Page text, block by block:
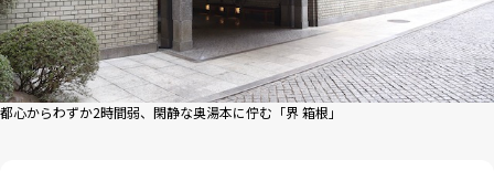
都心からわずか2時間弱、閑静な奥湯本に佇む「界 箱根」